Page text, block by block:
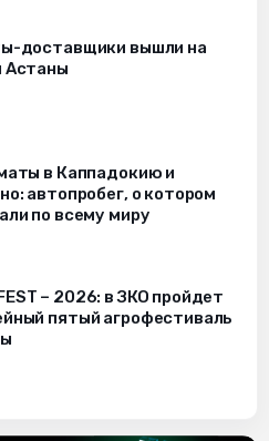
доставщики вышли на
Астаны
в Каппадокию и
автопробег, о котором
по всему миру
– 2026: в ЗКО пройдет
пятый агрофестиваль